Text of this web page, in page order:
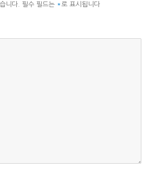
니다. 필수 필드는 *로 표시됩니다